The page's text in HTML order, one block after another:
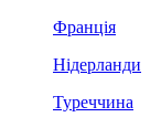
Франція
Нідерланди
Туреччина